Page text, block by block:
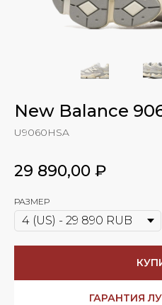
New Balance
U9060HSA
29 890,00 ₽
РАЗМЕР
ГАРАНТИЯ